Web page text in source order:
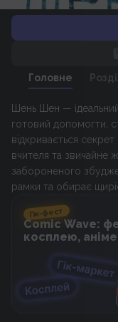
Головне
Шень Шен —
готовий допомогти,
відкривається
вчителя та
забороненого
рамки та обирає
Гік-фест
Comic Wave:
косплею, аніме